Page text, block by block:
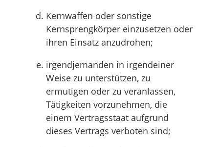
Kernwaffen oder sonstige
Kernsprengkörper einzusetzen oder
ihren Einsatz anzudrohen;
irgendjemanden in irgendeiner
Weise zu unterstützen, zu
ermutigen oder zu veranlassen,
Tätigkeiten vorzunehmen, die
einem Vertragsstaat aufgrund
dieses Vertrags verboten sind;